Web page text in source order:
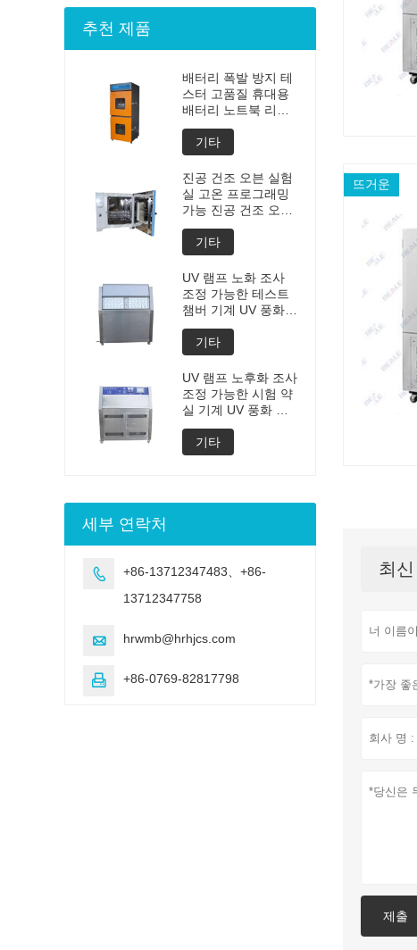
뜨거운
최
제출
추천 제품
배터리 폭발 방지 테
스터 고품질 휴대용
배터리 노트북 리튬
발파 테스트 폭발 테
스터 배터리 테스터
제조 가격
기타
진공 건조 오븐 실험
실 고온 프로그래밍
가능 진공 건조 오븐
맞춤형 오븐 진공 건
조 장비의 진공 탈기
챔버 가격
기타
UV 램프 노화 조사
조정 가능한 테스트
챔버 기계 UV 풍화
노화 챔버 UV 가속
풍화 테스트
기타
UV 램프 노후화 조사
조정 가능한 시험 약
실 기계 UV 풍화 노
후화 약실 UV 가속
된 풍화 시험 기계
기타
세부 연락처

+86-13712347483、+86-
13712347758
 hrwmb@hrhjcs.com
 +86-0769-82817798